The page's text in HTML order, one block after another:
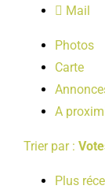
LOISIRS
PUBLICATIONS
Mail
Photos
Carte
A
Trier par :
Plus